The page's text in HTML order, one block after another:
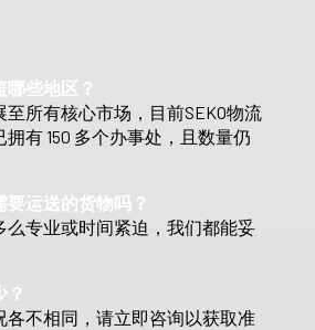
哪些地区？
所有核心市场，目前SEKO物流
有 150 多个办事处，且数量仍
要运送的货物吗？
么专业或时间紧迫，我们都能妥
？
各不相同，请立即咨询以获取准